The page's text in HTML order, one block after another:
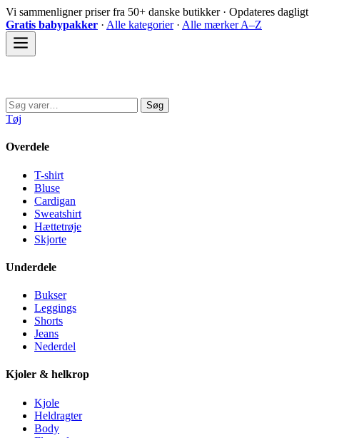
Spring
til
indhold
Vi sammenligner priser fra 50+ danske butikker · Opdateres dagligt
Gratis babypakker · Alle kategorier· Alle mærker A–Z
Søg
efter:
Søg
Tøj
Overdele
T-shirt
Bluse
Cardigan
Sweatshirt
Hættetrøje
Skjorte
Underdele
Bukser
Leggings
Shorts
Jeans
Nederdel
Kjoler & helkrop
Kjole
Heldragter
Body